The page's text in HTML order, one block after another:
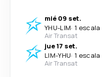
mié 09 set.
YHU-LIM· 1 escala
Air Transat
jue 17 set.
LIM-YHU· 1 escala
Air Transat